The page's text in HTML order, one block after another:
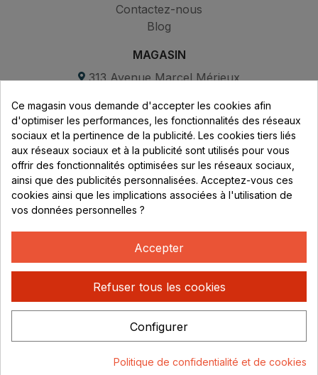
Contactez-nous
Blog
MAGASIN
313 Avenue Marcel Mérieux
69530 Brignais
Lundi au vendredi :
8h - 16h
uniquement sur Rendez-vous
CONTACT
04 78 37 00 68
contact@rhonephilatelie.fr
Un site conçu par :
Ce magasin vous demande d'accepter les cookies afin
d'optimiser les performances, les fonctionnalités des réseaux
sociaux et la pertinence de la publicité. Les cookies tiers liés
aux réseaux sociaux et à la publicité sont utilisés pour vous
offrir des fonctionnalités optimisées sur les réseaux sociaux,
ainsi que des publicités personnalisées. Acceptez-vous ces
cookies ainsi que les implications associées à l'utilisation de
vos données personnelles ?
Accepter
Refuser tous les cookies
Configurer
Politique de confidentialité et de cookies